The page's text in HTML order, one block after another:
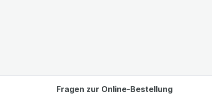
Fragen zur Online-Bestellung